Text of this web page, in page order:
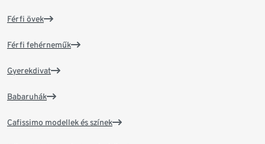
Férfi övek
Férfi fehérneműk
Gyerekdivat
Babaruhák
Cafissimo modellek és színek